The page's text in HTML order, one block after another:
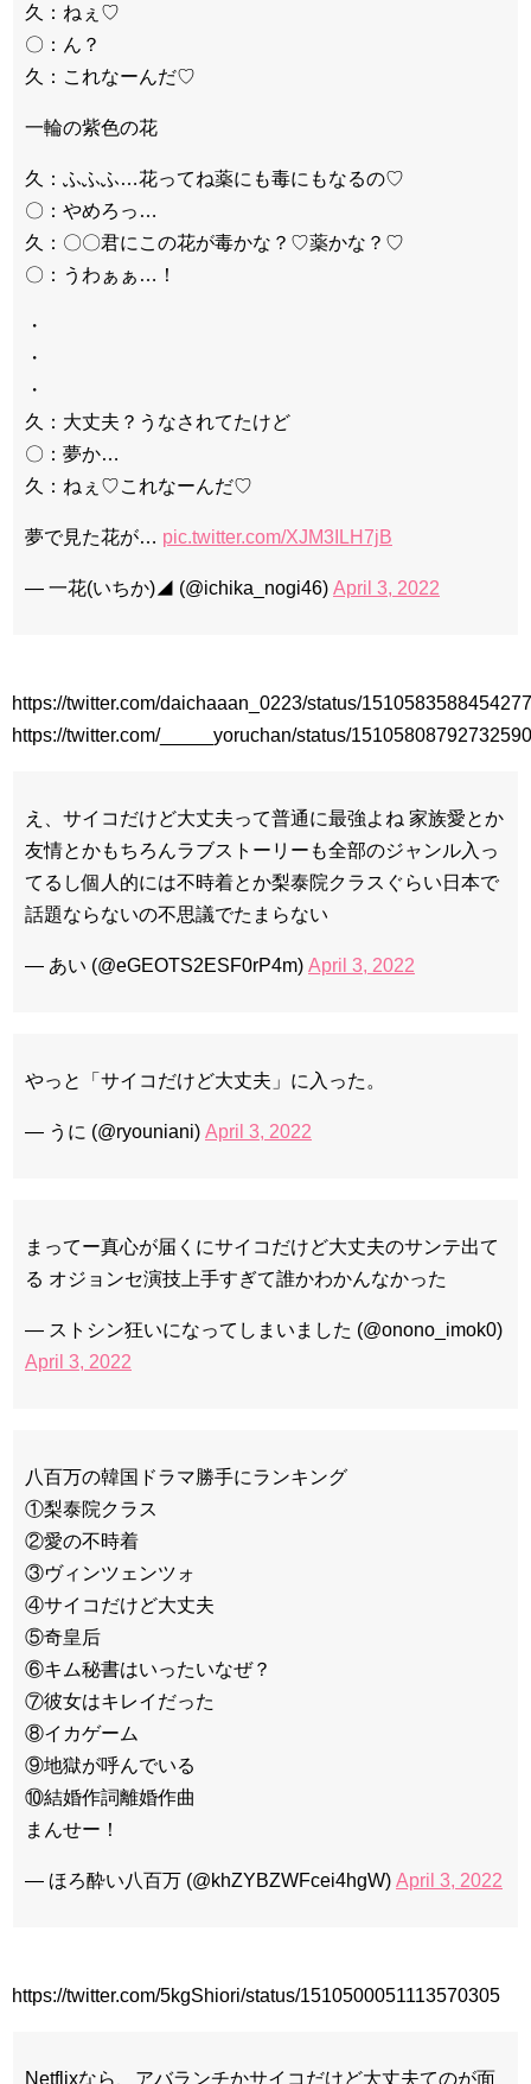
久：ねぇ♡
〇：ん？
久：これなーんだ♡
一輪の紫色の花
久：ふふふ…花ってね薬にも毒にもなるの♡
〇：やめろっ…
久：〇〇君にこの花が毒かな？♡薬かな？♡
〇：うわぁぁ…！
・
・
・
久：大丈夫？うなされてたけど
〇：夢か…
久：ねぇ♡これなーんだ♡
夢で見た花が… pic.twitter.com/XJM3ILH7jB
— 一花(いちか)◢ (@ichika_nogi46) April 3, 2022
https://twitter.com/daichaaan_0223/status/
https://twitter.com/_____yoruchan/status/
え、サイコだけど大丈夫って普通に最強よね 家族愛とか
友情とかもちろんラブストーリーも全部のジャンル入っ
てるし個人的には不時着とか梨泰院クラスぐらい日本で
話題ならないの不思議でたまらない
— あい (@eGEOTS2ESF0rP4m) April 3, 2022
やっと「サイコだけど大丈夫」に入った。
— うに (@ryouniani) April 3, 2022
まってー真心が届くにサイコだけど大丈夫のサンテ出て
る オジョンセ演技上手すぎて誰かわかんなかった
— ストシン狂いになってしまいました (@onono_imok0)
April 3, 2022
八百万の韓国ドラマ勝手にランキング
①梨泰院クラス
②愛の不時着
③ヴィンツェンツォ
④サイコだけど大丈夫
⑤奇皇后
⑥キム秘書はいったいなぜ？
⑦彼女はキレイだった
⑧イカゲーム
⑨地獄が呼んでいる
⑩結婚作詞離婚作曲
まんせー！
— ほろ酔い八百万 (@khZYBZWFcei4hgW) April 3, 2022
https://twitter.com/5kgShiori/status/1510500051113570305
Netflixなら、アバランチかサイコだけど大丈夫てのが面